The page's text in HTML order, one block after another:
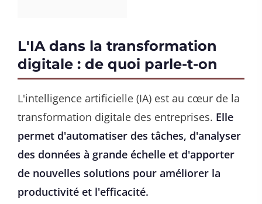
L'IA dans la transformation
digitale : de quoi parle-t-on
L'intelligence artificielle (IA) est au cœur de la
transformation digitale des entreprises. Elle
permet d'automatiser des tâches, d'analyser
des données à grande échelle et d'apporter
de nouvelles solutions pour améliorer la
productivité et l'efficacité.